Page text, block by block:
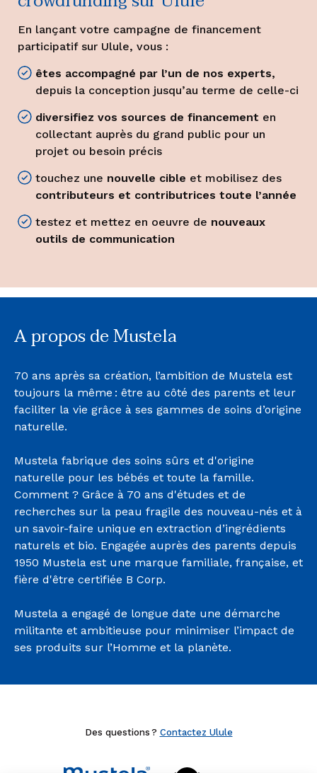
En lançant votre campagne de financement
participatif sur Ulule, vous :
êtes accompagné par l’un de nos experts,
depuis la conception jusqu’au terme de celle-ci
diversifiez vos sources de financement en
collectant auprès du grand public pour un
projet ou besoin précis
touchez une nouvelle cible et mobilisez des
contributeurs et contributrices toute l’année
testez et mettez en oeuvre de nouveaux
outils de communication
A propos de Mustela
70 ans après sa création, l’ambition de Mustela est
toujours la même : être au côté des parents et leur
faciliter la vie grâce à ses gammes de soins d’origine
naturelle.
Mustela fabrique des soins sûrs et d'origine
naturelle pour les bébés et toute la famille.
Comment ? Grâce à 70 ans d'études et de
recherches sur la peau fragile des nouveau-nés et à
un savoir-faire unique en extraction d’ingrédients
naturels et bio. Engagée auprès des parents depuis
1950 Mustela est une marque familiale, française, et
fière d'être certifiée B Corp.
Mustela a engagé de longue date une démarche
militante et ambitieuse pour minimiser l’impact de
ses produits sur l’Homme et la planète.
Des questions ? Contactez Ulule